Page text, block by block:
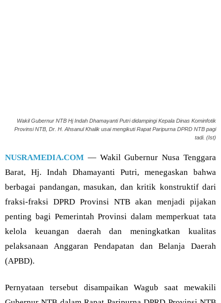
Wakil Gubernur NTB Hj Indah Dhamayanti Putri didampingi Kepala Dinas Kominfotik
Provinsi NTB, Dr. H. Ahsanul Khalik usai mengikuti Rapat Paripurna DPRD NTB pagi
tadi. (Ist)
NUSRAMEDIA.COM — Wakil Gubernur Nusa Tenggara
Barat, Hj. Indah Dhamayanti Putri, menegaskan bahwa
berbagai pandangan, masukan, dan kritik konstruktif dari
fraksi-fraksi DPRD Provinsi NTB akan menjadi pijakan
penting bagi Pemerintah Provinsi dalam memperkuat tata
kelola keuangan daerah dan meningkatkan kualitas
pelaksanaan Anggaran Pendapatan dan Belanja Daerah
(APBD).
Pernyataan tersebut disampaikan Wagub saat mewakili